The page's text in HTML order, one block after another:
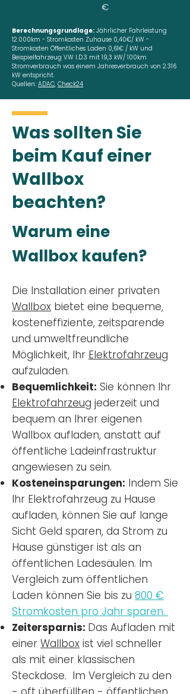
€
Berechnungsgrundlage: Jährlicher Fahrleistung
12.000km - Stromkosten Zuhause 0,40€/ kW -
Stromkosten Öffentliches Laden 0,61€ / kW und
Beispielfahrzeug VW I.D.3 mit 19,3 kW/ 100km
Stromverbrauch was einem Jahresverbrauch von 2.316
kW entspricht.
Quellen: ADAC, Check24
Was sollten Sie
beim Kauf einer
Wallbox
beachten?
Warum eine
Wallbox kaufen?
Die Installation einer privaten
Wallbox bietet eine bequeme,
kosteneffiziente, zeitsparende
und umweltfreundliche
Möglichkeit, Ihr Elektrofahrzeug
aufzuladen.
Bequemlichkeit: Sie können Ihr
Elektrofahrzeug jederzeit und
bequem an Ihrer eigenen
Wallbox aufladen, anstatt auf
öffentliche Ladeinfrastruktur
angewiesen zu sein.
Kosteneinsparungen: Indem Sie
Ihr Elektrofahrzeug zu Hause
aufladen, können Sie auf lange
Sicht Geld sparen, da Strom zu
Hause günstiger ist als an
öffentlichen Ladesäulen. Im
Vergleich zum öffentlichen
Laden können Sie bis zu 800 €
Stromkosten pro Jahr sparen.
Zeitersparnis: Das Aufladen mit
einer Wallbox ist viel schneller
als mit einer klassischen
Steckdose. Im Vergleich zu den